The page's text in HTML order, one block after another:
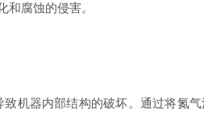
腐蚀的侵害。
器内部结构的破坏。通过将氮